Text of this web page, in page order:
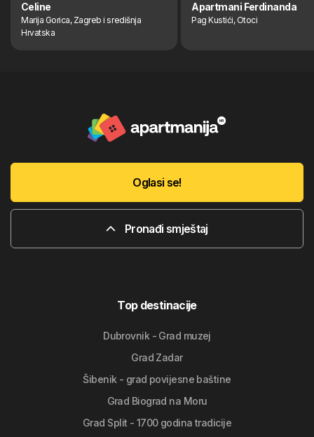
Celine
Marija Gorica, Zagreb i središnja
Hrvatska
Apartmani Ferdinanda
Pag Kustići, Otoci
Oglasi se!
Pronađi smještaj
Top destinacije
Dubrovnik - Grad muzej
Grad Zadar
Šibenik - grad povijesne baštine
Grad Biograd na Moru
Grad Split - 1700 godina tradicije